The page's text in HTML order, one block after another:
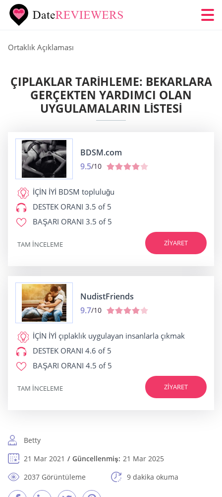
Ortaklık Açıklaması
ÇIPLAKLAR TARIHLEME: BEKARLARA
GERÇEKTEN YARDIMCI OLAN
UYGULAMALARIN LISTESI
BDSM.com
9.5/10
İÇİN İYİ BDSM topluluğu
DESTEK ORANI 3.5 of 5
BAŞARI ORANI 3.5 of 5
ZIYARET
TAM INCELEME
NudistFriends
9.7/10
İÇİN İYİ çıplaklık uygulayan insanlarla çıkmak
DESTEK ORANI 4.6 of 5
BAŞARI ORANI 4.5 of 5
ZIYARET
TAM INCELEME
Betty
21 Mar 2021
Güncellenmiş: 21 Mar 2025
2037 Görüntüleme
9 dakika okuma